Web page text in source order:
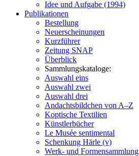
Idee und Aufgabe (1994)
Publikationen
Bestellung
Neuerscheinungen
Kurzführer
Zeitung SNAP
Überblick
Sammlungskataloge:
Auswahl eins
Auswahl zwei
Auswahl drei
Andachtsbildchen von A–Z
Koptische Textilien
Künstlerbücher
Le Musée sentimental
Schenkung Härle (v)
Werk- und Formensammlung